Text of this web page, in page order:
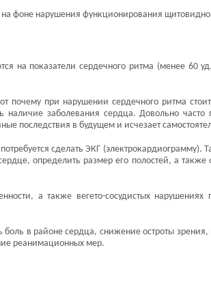
на фоне нарушения функционирования
на показатели сердечного ритма (менее 60
почему при нарушении сердечного ритма
заболевания сердца. Довольно часто
последствия в будущем и исчезает
сделать ЭКГ (электрокардиограмму).
определить размер его полостей, а также
а также вегето-сосудистых нарушениях
в районе сердца, снижение остроты зрения,
реанимационных мер.